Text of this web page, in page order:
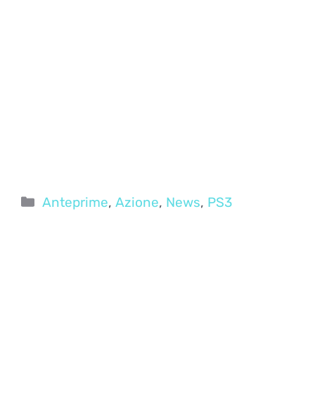
Categorie
Anteprime,Azione, News, PS3